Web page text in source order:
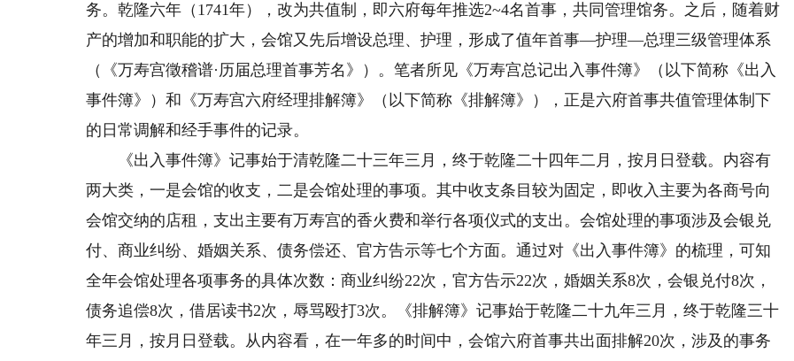
务。乾隆六年（1741年），改为共值制，即六府每年推选2~4名首事，共同管理馆务。之后，随着财
产的增加和职能的扩大，会馆又先后增设总理、护理，形成了值年首事—护理—总理三级管理体系
（《万寿宫徵稽谱·历届总理首事芳名》）。笔者所见《万寿宫总记出入事件簿》（以下简称《出入
事件簿》）和《万寿宫六府经理排解簿》（以下简称《排解簿》），正是六府首事共值管理体制下
的日常调解和经手事件的记录。
《出入事件簿》记事始于清乾隆二十三年三月，终于乾隆二十四年二月，按月日登载。内容有
两大类，一是会馆的收支，二是会馆处理的事项。其中收支条目较为固定，即收入主要为各商号向
会馆交纳的店租，支出主要有万寿宫的香火费和举行各项仪式的支出。会馆处理的事项涉及会银兑
付、商业纠纷、婚姻关系、债务偿还、官方告示等七个方面。通过对《出入事件簿》的梳理，可知
全年会馆处理各项事务的具体次数：商业纠纷22次，官方告示22次，婚姻关系8次，会银兑付8次，
债务追偿8次，借居读书2次，辱骂殴打3次。《排解簿》记事始于乾隆二十九年三月，终于乾隆三十
年三月，按月日登载。从内容看，在一年多的时间中，会馆六府首事共出面排解20次，涉及的事务